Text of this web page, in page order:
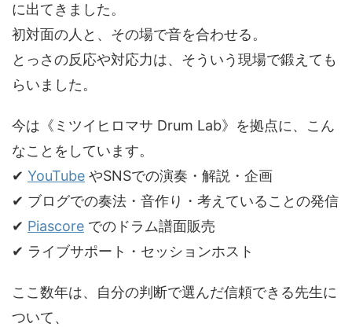
に出てきました。
初対面の人と、その場で音を合わせる。
とっさの反応や対応力は、そういう現場で鍛えても
らいました。
今は《ミツイヒロマサ Drum Lab》を拠点に、こん
なことをしています。
✔︎ YouTube やSNSでの演奏・解説・企画
✔︎ ブログでの奏法・音作り・考えていることの発信
✔︎ Piascore でのドラム譜面販売
✔︎ ライブサポート・セッションホスト
ここ数年は、自分の判断で選んだ信頼できる先生に
ついて、